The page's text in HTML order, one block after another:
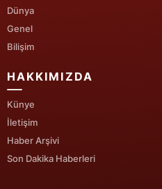
Dünya
Genel
Bilişim
HAKKIMIZDA
Künye
İletişim
Haber Arşivi
Son Dakika Haberleri